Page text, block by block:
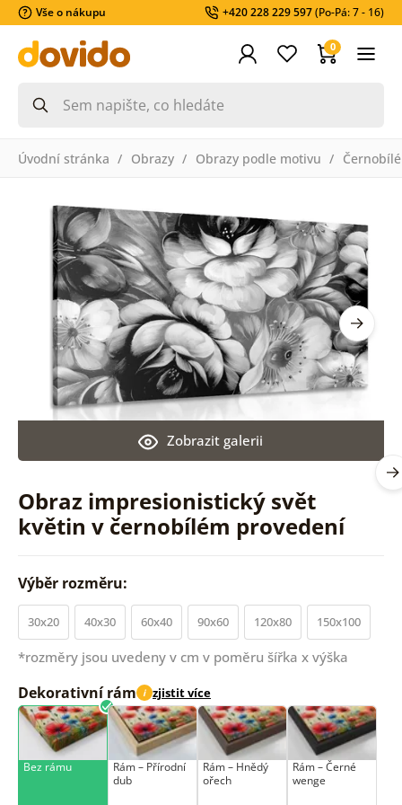
Vše o nákupu +420 228 229 597(Po-Pá: 7 - 16)
0
Úvodní stránka Obrazy Obrazy podle motivu
Obraz impresionistický svět
květin v černobílém provedení
Zobrazit galerii
Výběr rozměru:
30x20 40x30 60x40 90x60 120x80 150x100
*rozměry jsou uvedeny v cm v poměru šířka x výška
Dekorativní rám i zjistit více
Bez rámu
Rám –⁠⁠⁠⁠⁠⁠ Přírodní
dub
Rám –⁠⁠⁠⁠⁠⁠ Hnědý
ořech
Rám –⁠⁠⁠⁠⁠⁠ Černé
wenge